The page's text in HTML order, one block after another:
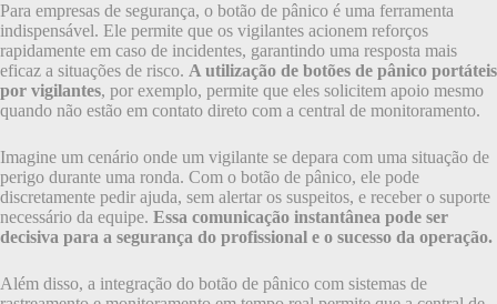
Para empresas de segurança, o botão de pânico é uma ferramenta
indispensável. Ele permite que os vigilantes acionem reforços
rapidamente em caso de incidentes, garantindo uma resposta mais
eficaz a situações de risco. A utilização de botões de pânico portáteis
por vigilantes, por exemplo, permite que eles solicitem apoio mesmo
quando não estão em contato direto com a central de monitoramento.
Imagine um cenário onde um vigilante se depara com uma situação de
perigo durante uma ronda. Com o botão de pânico, ele pode
discretamente pedir ajuda, sem alertar os suspeitos, e receber o suporte
necessário da equipe. Essa comunicação instantânea pode ser
decisiva para a segurança do profissional e o sucesso da operação.
Além disso, a integração do botão de pânico com sistemas de